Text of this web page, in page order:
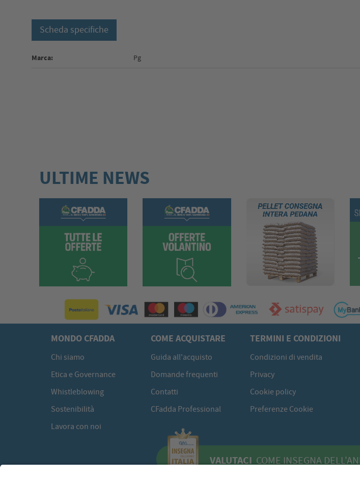
Scheda specifiche
Marca: Pg
ULTIME NEWS
MONDO CFADDA
Chi siamo
Etica e Governance
Whistleblowing
Sostenibilità
Lavora con noi
COME ACQUISTARE
Guida all'acquisto
Domande frequenti
Contatti
CFadda Professional
TERMINI E CONDIZIONI
Condizioni di vendita
Privacy
Cookie policy
Preferenze Cookie
VALUTACI COME INSEGNA